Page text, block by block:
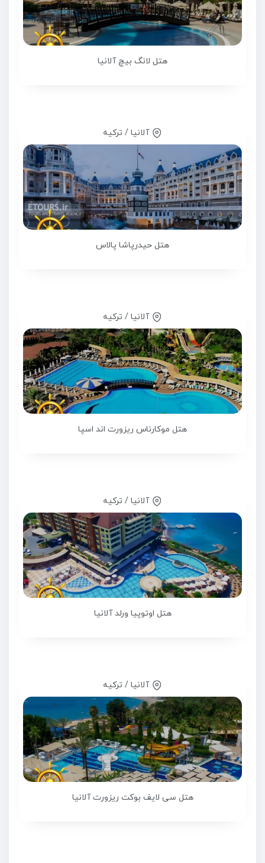
هتل لانگ بیچ آلانیا
آلانیا / ترکیه
هتل حیدرپاشا پالاس
آلانیا / ترکیه
هتل موکارناس ریزورت اند اسپا
آلانیا / ترکیه
هتل اوتوپیا ورلد آلانیا
آلانیا / ترکیه
هتل سی لایف بوکت ریزورت آلانیا